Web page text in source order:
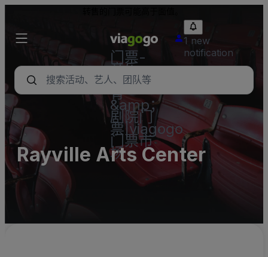
门票-
音乐
会，体
育
&amp；
剧院门
票|viagogo
门票市
场
1 new
notification
Rayville Arts Center